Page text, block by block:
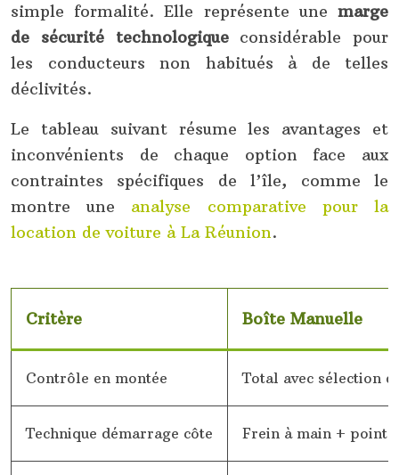
simple formalité. Elle représente une marge
de sécurité technologiqueconsidérable pour
les conducteurs non habitués à de telles
déclivités.
Le tableau suivant résume les avantages et
inconvénients de chaque option face aux
contraintes spécifiques de l’île, comme le
montre une analyse comparative pour la
location de voiture à La Réunion.
Critère Boîte Manuelle
Contrôle en montée Total avec sélection
Technique démarrage côte Frein à main + point